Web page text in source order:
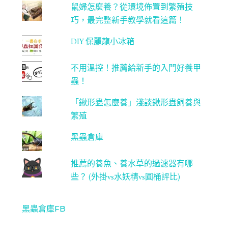
鼠婦怎麼養？從環境佈置到繁殖技
巧，最完整新手教學就看這篇！
DIY 保麗龍小冰箱
不用溫控！推薦給新手的入門好養甲
蟲！
「鍬形蟲怎麼養」淺談鍬形蟲飼養與
繁殖
黑蟲倉庫
推薦的養魚、養水草的過濾器有哪
些？ (外掛vs水妖精vs圓桶評比)
黑蟲倉庫FB